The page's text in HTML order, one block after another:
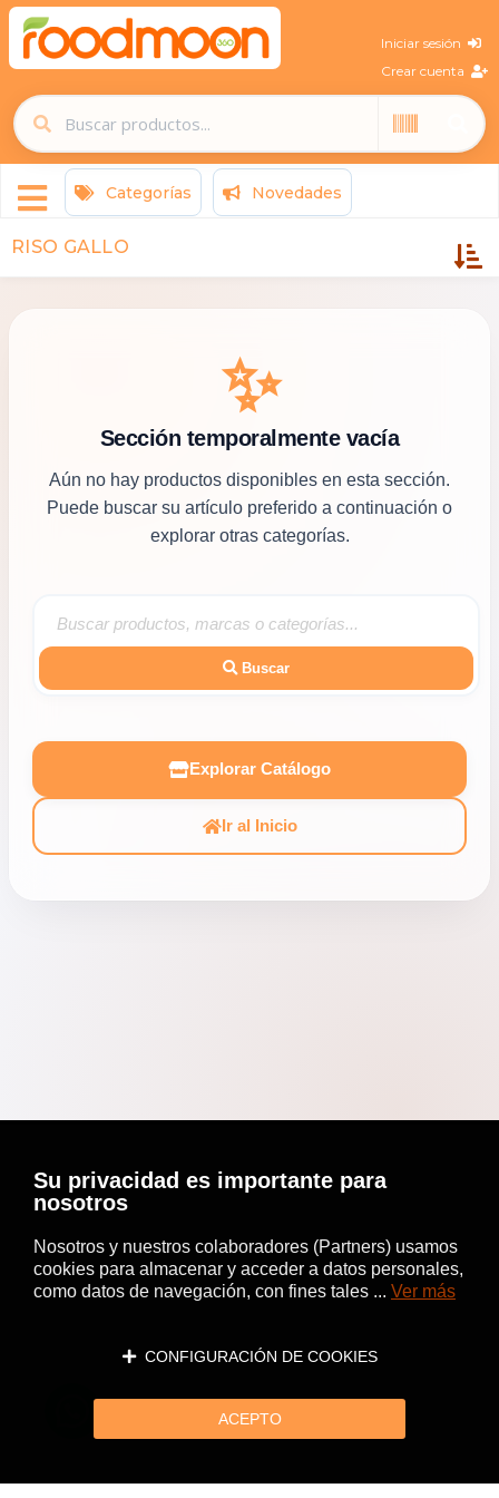
Iniciar sesión
Crear cuenta
Categorías Novedades
RISO GALLO
✨
Sección temporalmente vacía
Aún no hay productos disponibles en esta sección.
Puede buscar su artículo preferido a continuación o
explorar otras categorías.
Buscar
Explorar Catálogo
Ir al Inicio
Su privacidad es importante para
nosotros
Nosotros y nuestros colaboradores (Partners) usamos
cookies para almacenar y acceder a datos personales,
como datos de navegación, con fines tales ... Ver más
CONFIGURACIÓN DE COOKIES
ACEPTO